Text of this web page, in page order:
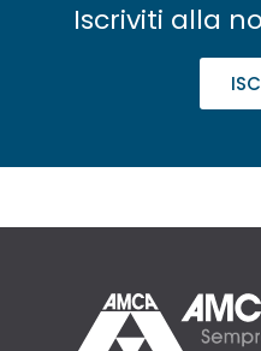
Iscriviti alla